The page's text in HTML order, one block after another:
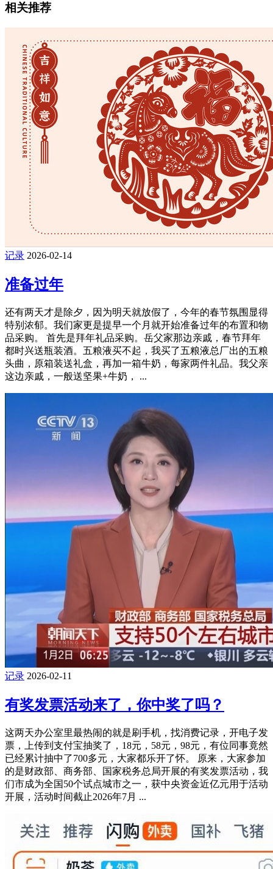
相关推荐
记录 2026-02-14
准备过年
还有两天才是除夕，因为明天就放假了，今年的春节氛围显得
特别浓郁。我们家更是提早一个月就开始准备过年的布置和物
品采购。 首先是拜年礼品采购。岳父家那边亲戚，春节拜年
都时兴送瓶装酒。五粮液买不起，我买了五粮液总厂出的五粮
头曲，原箱装送礼盒，再加一箱牛奶，每家两件礼品。我父亲
这边亲戚，一般送坚果+牛奶， ...
记录 2026-02-11
有奖发票活动来了，你中奖了吗？
这两天办公室里最热闹的就是刷手机，找消费记录，开电子发
票，上传到支付宝抽奖了，18元，58元，98元，有位同事竟然
已经累计抽中了700多元，大家都乐开了怀。 原来，大家参加
的是财政部、商务部、国家税务总局开展的有奖发票活动，我
们市成为全国50个试点城市之一，获中央资金近亿元用于活动
开展，活动时间截止2026年7月 ...